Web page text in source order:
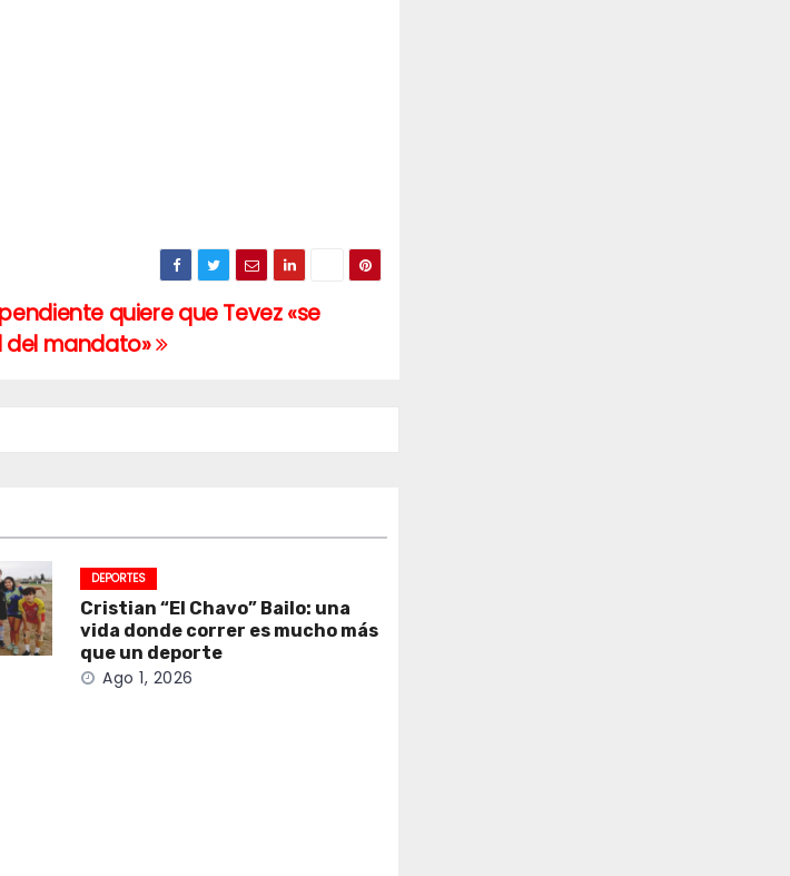
quiere que Tevez «se
del mandato»
DEPORTES
Cristian “El Chavo” Bailo: una
vida donde correr es mucho más
que un deporte
Ago 1, 2026